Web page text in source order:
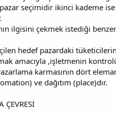
seçimidir ikinci kademe
ilgisini çekmek istediği
hedef pazardaki
amacıyla ,işletmenin
karmasının dört
ve dağıtım (place)dır.
ÇEVRESİ